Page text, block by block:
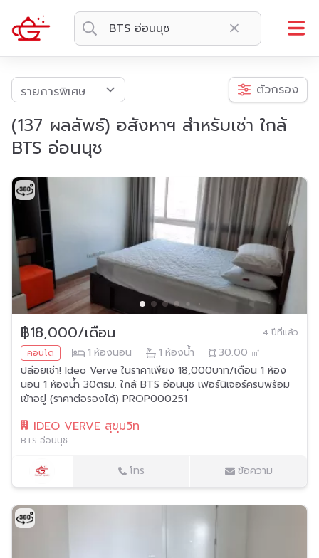
(137 ผลลัพธ์) อสังหาฯ สำหรับเช่า ใกล้
BTS อ่อนนุช
ตัวกรอง
฿18,000/เดือน
4 ปีที่แล้ว
คอนโด
1 ห้องนอน 1 ห้องน้ำ 30.00 ㎡
ปล่อยเช่า! Ideo Verve ในราคาเพียง 18,000บาท/เดือน 1 ห้อง
นอน 1 ห้องน้ำ 30ตรม. ใกล้ BTS อ่อนนุช เฟอร์นิเจอร์ครบพร้อม
เข้าอยู่ (ราคาต่อรองได้) PROP000251
IDEO VERVE สุขุมวิท
BTS อ่อนนุช
โทร ข้อความ